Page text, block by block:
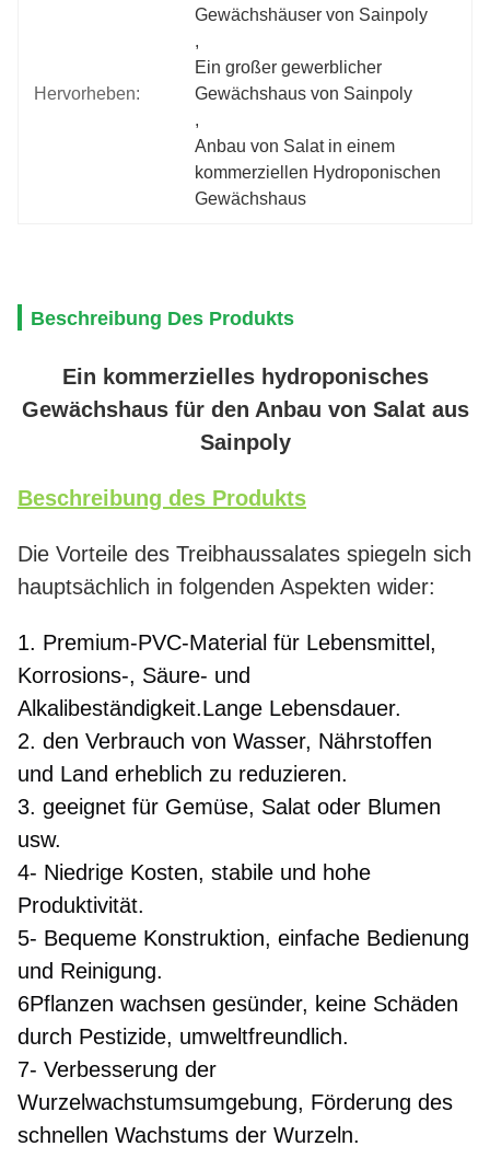
Hervorheben:
Gewächshäuser von Sainpoly
,
Ein großer gewerblicher
Gewächshaus von Sainpoly
,
Anbau von Salat in einem
kommerziellen Hydroponischen
Gewächshaus
Beschreibung Des Produkts
Ein kommerzielles hydroponisches
Gewächshaus für den Anbau von Salat aus
Sainpoly
Beschreibung des Produkts
Die Vorteile des Treibhaussalates spiegeln sich
hauptsächlich in folgenden Aspekten wider:
1. Premium-PVC-Material für Lebensmittel,
Korrosions-, Säure- und
Alkalibeständigkeit.Lange Lebensdauer.
2. den Verbrauch von Wasser, Nährstoffen
und Land erheblich zu reduzieren.
3. geeignet für Gemüse, Salat oder Blumen
usw.
4- Niedrige Kosten, stabile und hohe
Produktivität.
5- Bequeme Konstruktion, einfache Bedienung
und Reinigung.
6Pflanzen wachsen gesünder, keine Schäden
durch Pestizide, umweltfreundlich.
7- Verbesserung der
Wurzelwachstumsumgebung, Förderung des
schnellen Wachstums der Wurzeln.